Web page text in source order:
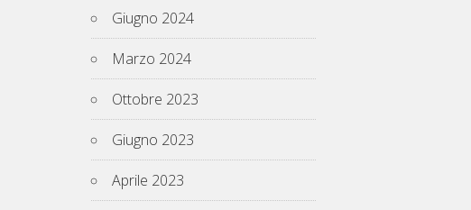
Giugno 2024
Marzo 2024
Ottobre 2023
Giugno 2023
Aprile 2023